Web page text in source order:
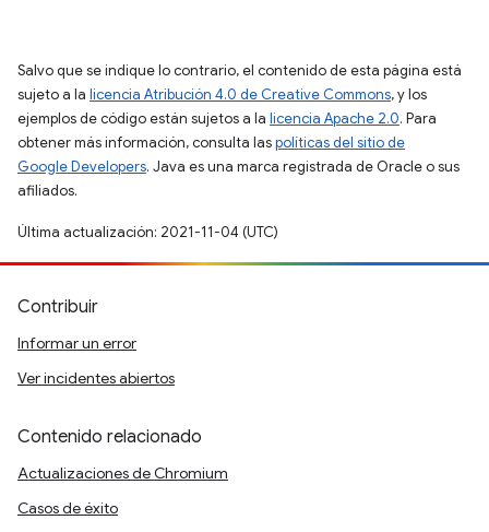
Salvo que se indique lo contrario, el contenido de esta página está
sujeto a la licencia Atribución 4.0 de Creative Commons, y los
ejemplos de código están sujetos a la licencia Apache 2.0. Para
obtener más información, consulta laspolíticas del sitio de
Google Developers. Java es una marca registrada de Oracle o sus
afiliados.
Última actualización: 2021-11-04 (UTC)
Contribuir
Informar un error
Ver incidentes abiertos
Contenido relacionado
Actualizaciones de Chromium
Casos de éxito